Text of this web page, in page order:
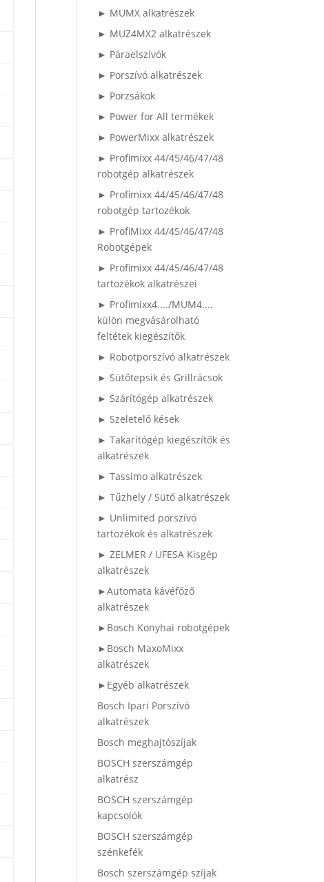
► MUMX alkatrészek
► MUZ4MX2 alkatrészek
► Páraelszívók
► Porszívó alkatrészek
► Porzsákok
► Power for All termékek
► PowerMixx alkatrészek
► Profimixx 44/45/46/47/48
robotgép alkatrészek
► Profimixx 44/45/46/47/48
robotgép tartozékok
► ProfiMixx 44/45/46/47/48
Robotgépek
► Profimixx 44/45/46/47/48
tartozékok alkatrészei
► Profimixx4..../MUM4....
külön megvásárolható
feltétek kiegészítők
► Robotporszívó alkatrészek
► Sütőtepsik és Grillrácsok
► Szárítógép alkatrészek
► Szeletelő kések
► Takarítógép kiegészítők és
alkatrészek
► Tassimo alkatrészek
► Tűzhely / Sütő alkatrészek
► Unlimited porszívó
tartozékok és alkatrészek
► ZELMER / UFESA Kisgép
alkatrészek
►Automata kávéfőző
alkatrészek
►Bosch Konyhai robotgépek
►Bosch MaxoMixx
alkatrészek
►Egyéb alkatrészek
Bosch Ipari Porszívó
alkatrészek
Bosch meghajtószíjak
BOSCH szerszámgép
alkatrész
BOSCH szerszámgép
kapcsolók
BOSCH szerszámgép
szénkefék
Bosch szerszámgép szíjak